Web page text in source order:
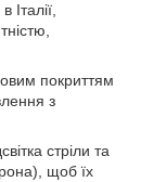
покриттям
з
стріли та
щоб їх